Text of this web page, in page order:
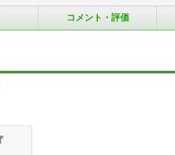
コメント・評価